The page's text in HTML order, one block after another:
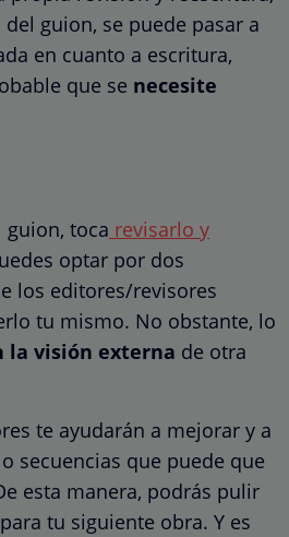
guion, se puede pasar a
en cuanto a escritura,
que se necesite
guion, toca revisarlo y
optar por dos
los editores/revisores
tu mismo. No obstante, lo
la visión externa de otra
te ayudarán a mejorar y a
secuencias que puede que
esta manera, podrás pulir
tu siguiente obra. Y es